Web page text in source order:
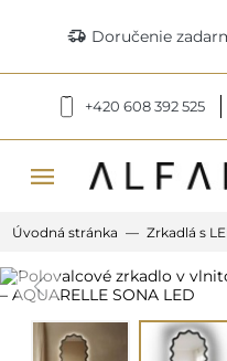
delivery_truck_speed Doručenie
+420 608 392 525
menu
Úvodná stránka Zrkadlá s
Previous